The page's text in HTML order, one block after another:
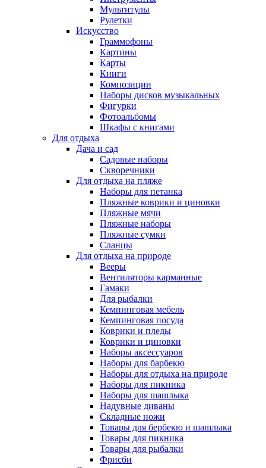
Мультитулы
Рулетки
Искусство
Граммофоны
Картины
Карты
Книги
Композиции
Наборы дисков музыкальных
Фигурки
Фотоальбомы
Шкафы с книгами
Для отдыха
Дача и сад
Садовые наборы
Скворечники
Для отдыха на пляже
Наборы для петанка
Пляжные коврики и циновки
Пляжные мячи
Пляжные наборы
Пляжные сумки
Сланцы
Для отдыха на природе
Вееры
Вентиляторы карманные
Гамаки
Для рыбалки
Кемпинговая мебель
Кемпинговая посуда
Коврики и пледы
Коврики и циновки
Наборы аксессуаров
Наборы для барбекю
Наборы для отдыха на природе
Наборы для пикника
Наборы для шашлыка
Надувные диваны
Складные ножи
Товары для бербекю и шашлыка
Товары для пикника
Товары для рыбалки
Фрисби